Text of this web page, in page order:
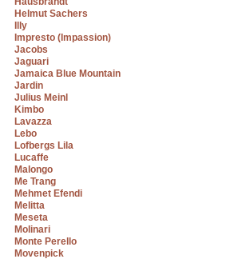
Helmut Sachers
Illy
Impresto (Impassion)
Jacobs
Jaguari
Jamaica Blue Mountain
Jardin
Julius Meinl
Kimbo
Lavazza
Lebo
Lofbergs Lila
Lucaffe
Malongo
Me Trang
Mehmet Efendi
Melitta
Meseta
Molinari
Monte Perello
Movenpick